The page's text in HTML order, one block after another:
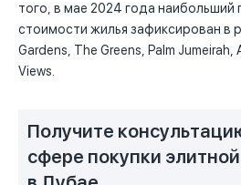
того, в мае 2024 года наибольший
стоимости жилья зафиксирован в
Gardens, The Greens, Palm Jumeirah,
Views.
Получите
сфере покупки